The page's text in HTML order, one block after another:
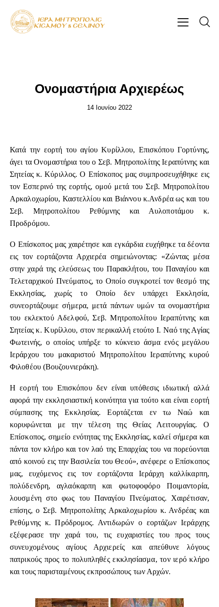
Ονομαστήρια Αρχιερέως
14 Ιουνίου 2022
Κατά την εορτή του αγίου Κυρίλλου, Επισκόπου Γορτύνης,
άγει τα Ονομαστήρια του ο Σεβ. Μητροπολίτης Ιεραπύτνης και
Σητείας κ. Κύριλλος. Ο Επίσκοπος μας συμπροσευχήθηκε εις
τον Εσπερινό της εορτής, ομού μετά του Σεβ. Μητροπολίτου
Αρκαλοχωρίου, Καστελλίου και Βιάννου κ.Ανδρέα ως και του
Σεβ. Μητροπολίτου Ρεθύμνης και Αυλοποτάμου κ.
Προδρόμου.
Ο Επίσκοπος μας χαιρέτησε και εγκάρδια ευχήθηκε τα δέοντα
εις τον εορτάζοντα Αρχιερέα σημειώνοντας: «Ζώντας μέσα
στην χαρά της ελεύσεως του Παρακλήτου, του Παναγίου και
Τελεταρχικού Πνεύματος, το Οποίο συγκροτεί τον θεσμό της
Εκκλησίας, χωρίς το Οποίο δεν υπάρχει Εκκλησία,
συνεορτάζουμε σήμερα, μετά πάντων υμών τα ονομαστήρια
του εκλεκτού Αδελφού, Σεβ. Μητροπολίτου Ιεραπύτνης και
Σητείας κ. Κυρίλλου, στον περικαλλή ετούτο Ι. Ναό της Αγίας
Φωτεινής, ο οποίος υπήρξε το κύκνειο άσμα ενός μεγάλου
Ιεράρχου του μακαριστού Μητροπολίτου Ιεραπύτνης κυρού
Φιλοθέου (Βουζουνιεράκη).
Η εορτή του Επισκόπου δεν είναι υπόθεσις ιδιωτική αλλά
αφορά την εκκλησιαστική κοινότητα για τούτο και είναι εορτή
σύμπασης της Εκκλησίας. Εορτάζεται εν τω Ναώ και
κορυφώνεται με την τέλεση της Θείας Λειτουργίας. Ο
Επίσκοπος, σημείο ενότητας της Εκκλησίας, καλεί σήμερα και
πάντα τον κλήρο και τον λαό της Επαρχίας του να πορεύονται
από κοινού εις την Βασιλεία του Θεού», ανέφερε ο Επίσκοπος
μας, ευχόμενος εις τον εορτάζοντα Ιεράρχη καλλίκαρπη,
πολύδενδρη, αγλαόκαρπη και φωτοφοφόρο Ποιμαντορία,
λουσμένη στο φως του Παναγίου Πνεύματος. Χαιρέτισαν,
επίσης, ο Σεβ. Μητροπολίτης Αρκαλοχωρίου κ. Ανδρέας και
Ρεθύμνης κ. Πρόδρομος. Αντιδωρών ο εορτάζων Ιεράρχης
εξέφερασε την χαρά του, τις ευχαριστίες του προς τους
συνευχομένους αγίους Αρχιερείς και απεύθυνε λόγους
πατρικούς προς το πολυπληθές εκκλησίασμα, τον ιερό κλήρο
και τους παρισταμένους εκπροσώπους των Αρχών.